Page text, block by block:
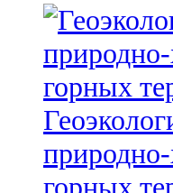
природно-